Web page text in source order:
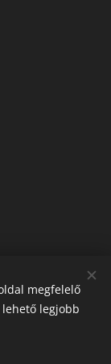
vagy a
megfelelő
legjobb